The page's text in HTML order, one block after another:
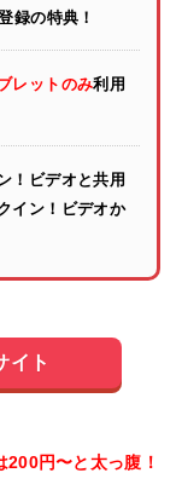
録の特典！
レットのみ利用
！ビデオと共用
イン！ビデオか
イト
200円〜と太っ腹！